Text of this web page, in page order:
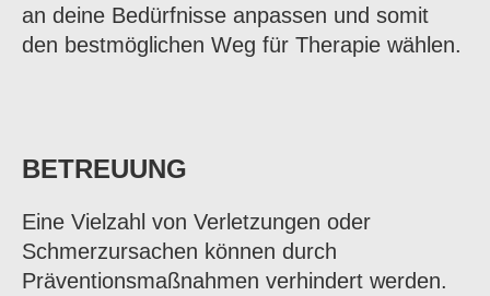
an deine Bedürfnisse anpassen und somit
den bestmöglichen Weg für Therapie wählen.
BETREUUNG
Eine Vielzahl von Verletzungen oder
Schmerzursachen können durch
Präventionsmaßnahmen verhindert werden.